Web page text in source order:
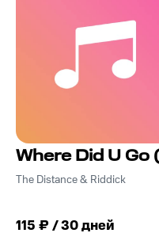
Where Did U Go
The Distance & Riddick
115 ₽ / 30 дней